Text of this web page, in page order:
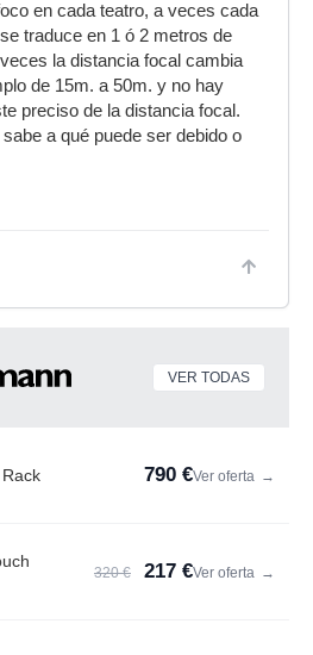
en cada teatro, a veces cada
traduce en 1 ó 2 metros de
la distancia focal cambia
de 15m. a 50m. y no hay
preciso de la distancia focal.
a qué puede ser debido o
VER TODAS
790 €Ver oferta →
320 € 217 €Ver oferta →